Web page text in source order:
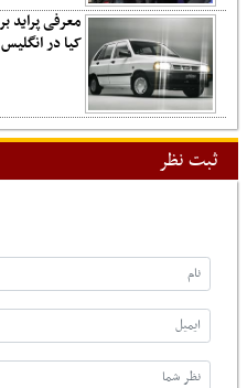
کیا در انگلیس
ثبت نظر